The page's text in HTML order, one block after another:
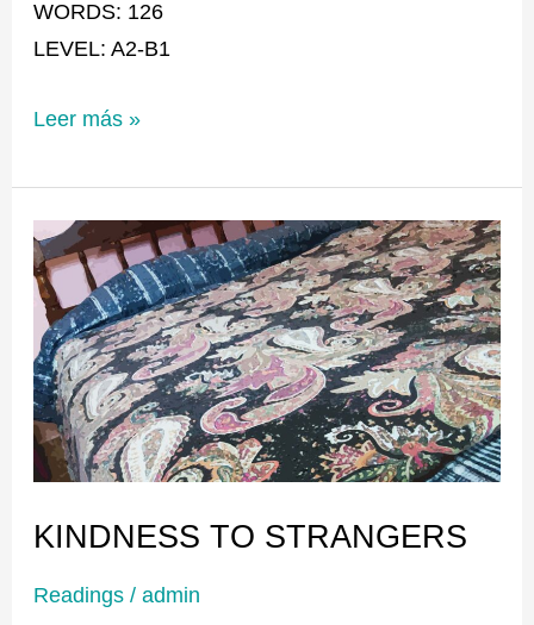
WORDS: 126
LEVEL: A2-B1
Leer más »
KINDNESS TO STRANGERS
Readings /admin
KINDNESS
TO
STRANGERS